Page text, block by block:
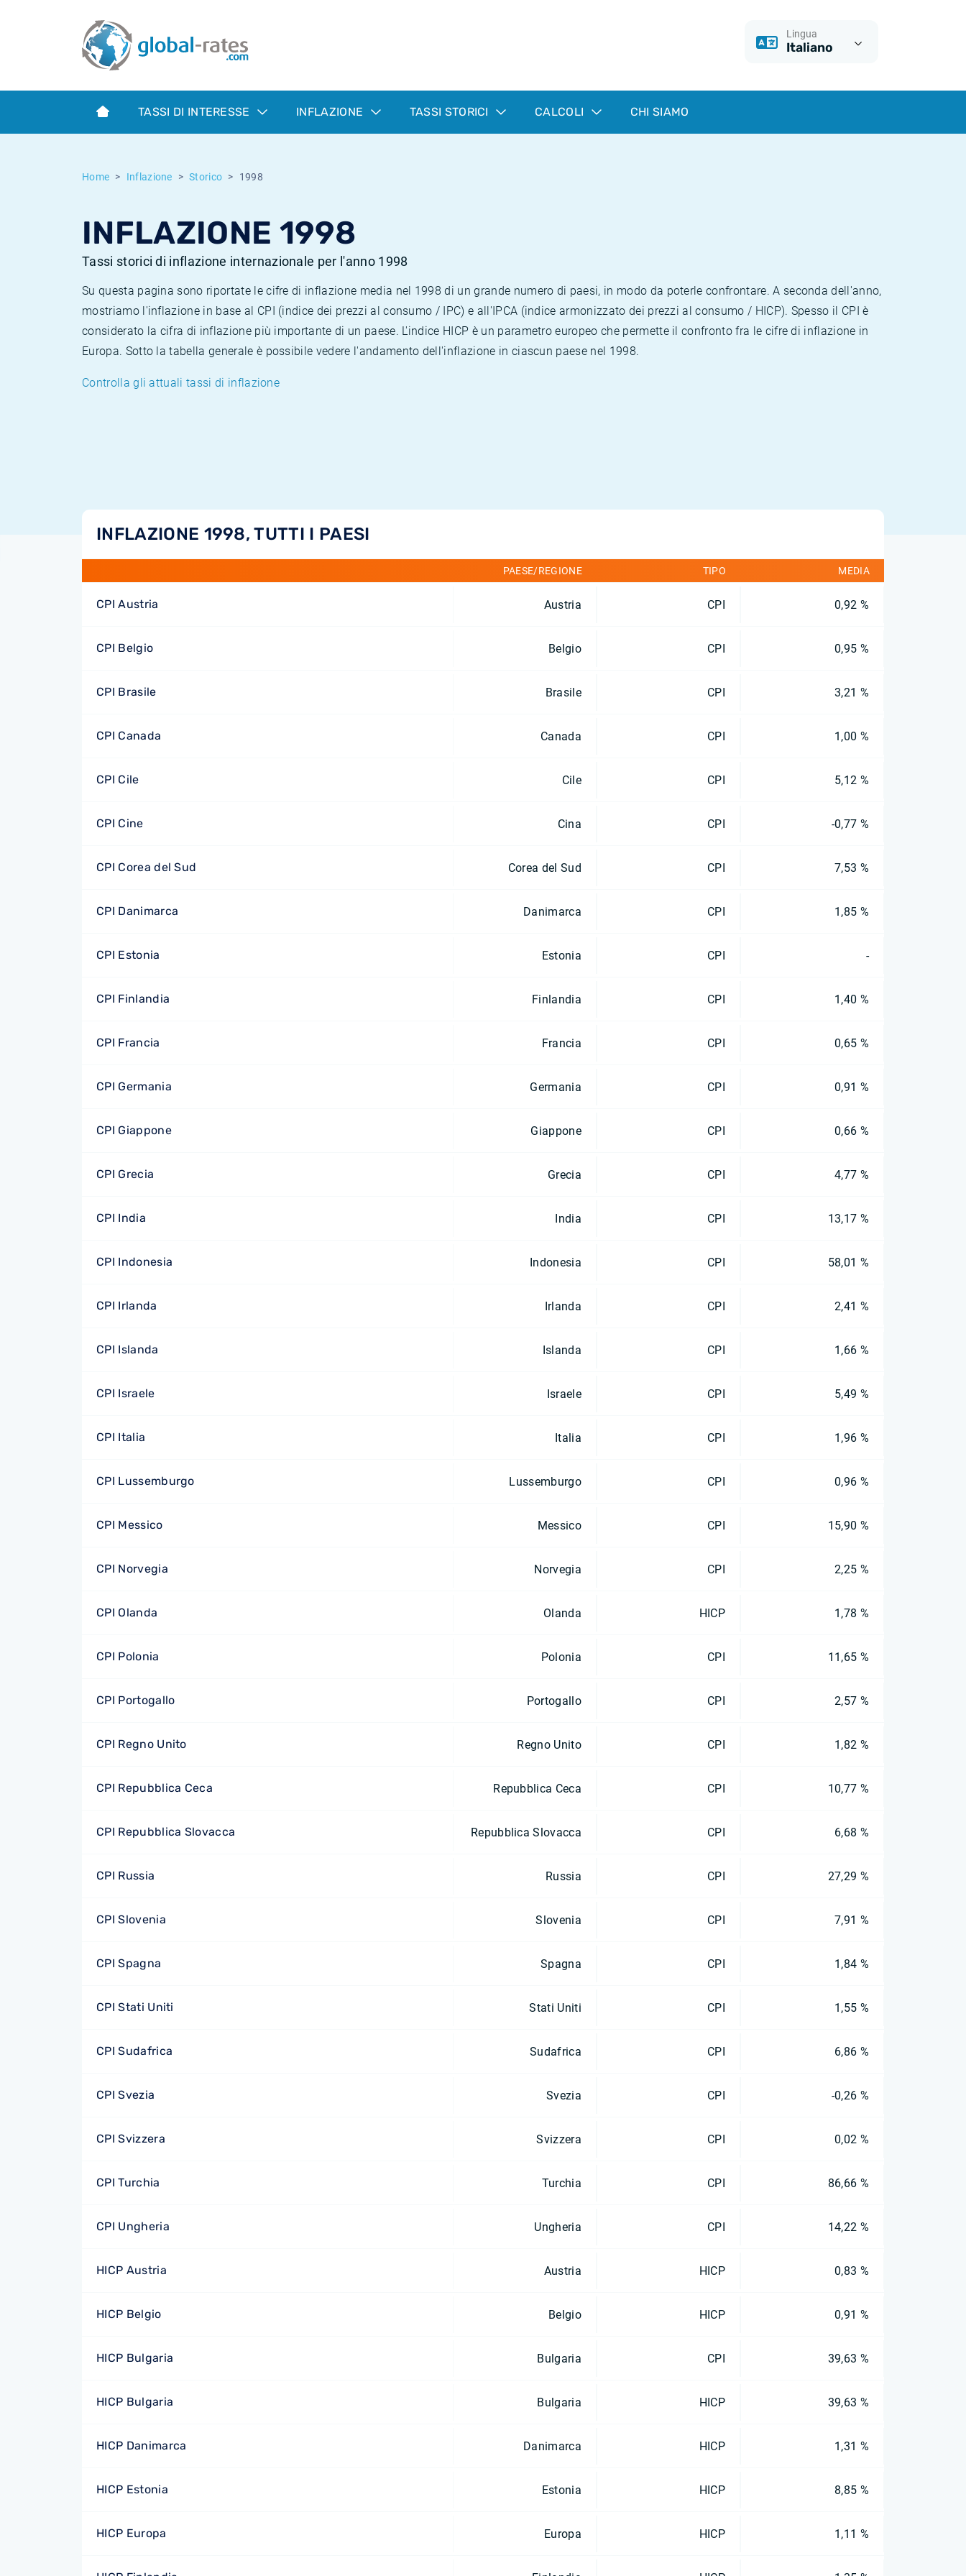
Lingua
Italiano
TASSI DI INTERESSE INFLAZIONE TASSI STORICI CALCOLI CHI SIAMO
Home Inflazione Storico 1998
INFLAZIONE 1998
Tassi storici di inflazione internazionale per l'anno 1998
Su questa pagina sono riportate le cifre di inflazione media nel 1998 di un grande numero di paesi, in modo da poterle confrontare. A seconda dell'anno,
mostriamo l'inflazione in base al CPI (indice dei prezzi al consumo / IPC) e all'IPCA (indice armonizzato dei prezzi al consumo / HICP). Spesso il CPI è
considerato la cifra di inflazione più importante di un paese. L'indice HICP è un parametro europeo che permette il confronto fra le cifre di inflazione in
Europa. Sotto la tabella generale è possibile vedere l'andamento dell'inflazione in ciascun paese nel 1998.
Controlla gli attuali tassi di inflazione
INFLAZIONE 1998, TUTTI I PAESI
PAESE/REGIONE TIPO MEDIA
CPI Austria Austria CPI 0,92 %
CPI Belgio Belgio CPI 0,95 %
CPI Brasile Brasile CPI 3,21 %
CPI Canada Canada CPI 1,00 %
CPI Cile Cile CPI 5,12 %
CPI Cine Cina CPI -0,77 %
CPI Corea del Sud Corea del Sud CPI 7,53 %
CPI Danimarca Danimarca CPI 1,85 %
CPI Estonia Estonia CPI -
CPI Finlandia Finlandia CPI 1,40 %
CPI Francia Francia CPI 0,65 %
CPI Germania Germania CPI 0,91 %
CPI Giappone Giappone CPI 0,66 %
CPI Grecia Grecia CPI 4,77 %
CPI India India CPI 13,17 %
CPI Indonesia Indonesia CPI 58,01 %
CPI Irlanda Irlanda CPI 2,41 %
CPI Islanda Islanda CPI 1,66 %
CPI Israele Israele CPI 5,49 %
CPI Italia Italia CPI 1,96 %
CPI Lussemburgo Lussemburgo CPI 0,96 %
CPI Messico Messico CPI 15,90 %
CPI Norvegia Norvegia CPI 2,25 %
CPI Olanda Olanda HICP 1,78 %
CPI Polonia Polonia CPI 11,65 %
CPI Portogallo Portogallo CPI 2,57 %
CPI Regno Unito Regno Unito CPI 1,82 %
CPI Repubblica Ceca Repubblica Ceca CPI 10,77 %
CPI Repubblica Slovacca Repubblica Slovacca CPI 6,68 %
CPI Russia Russia CPI 27,29 %
CPI Slovenia Slovenia CPI 7,91 %
CPI Spagna Spagna CPI 1,84 %
CPI Stati Uniti Stati Uniti CPI 1,55 %
CPI Sudafrica Sudafrica CPI 6,86 %
CPI Svezia Svezia CPI -0,26 %
CPI Svizzera Svizzera CPI 0,02 %
CPI Turchia Turchia CPI 86,66 %
CPI Ungheria Ungheria CPI 14,22 %
HICP Austria Austria HICP 0,83 %
HICP Belgio Belgio HICP 0,91 %
HICP Bulgaria Bulgaria CPI 39,63 %
HICP Bulgaria Bulgaria HICP 39,63 %
HICP Danimarca Danimarca HICP 1,31 %
HICP Estonia Estonia HICP 8,85 %
HICP Europa Europa HICP 1,11 %
Term SOFR
Cos'è l'inflazione CPI?
Cos'è l'inflazione HICP?
Inflazione Svizzera
Tassi storici Euribor
Tassi storici di ESTER
Tassi di inflazione storici
Calcolatore dell’inflazione